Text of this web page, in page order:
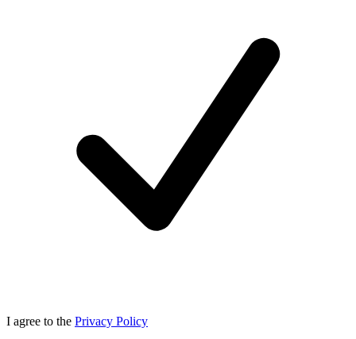
I agree to the Privacy Policy